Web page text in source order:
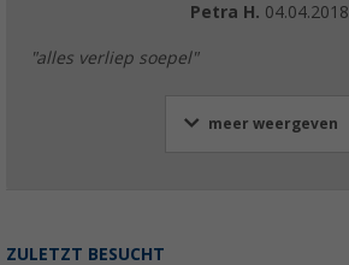
Petra H. 04.04.2018
"alles verliep soepel"
meer weergeven
ZULETZT BESUCHT